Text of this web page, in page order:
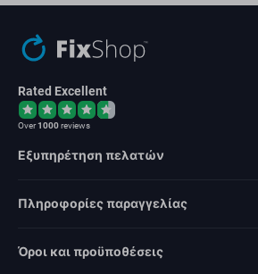
Rated Excellent
Over1000reviews
Εξυπηρέτηση πελατών
Πληροφορίες παραγγελίας
Όροι και προϋποθέσεις